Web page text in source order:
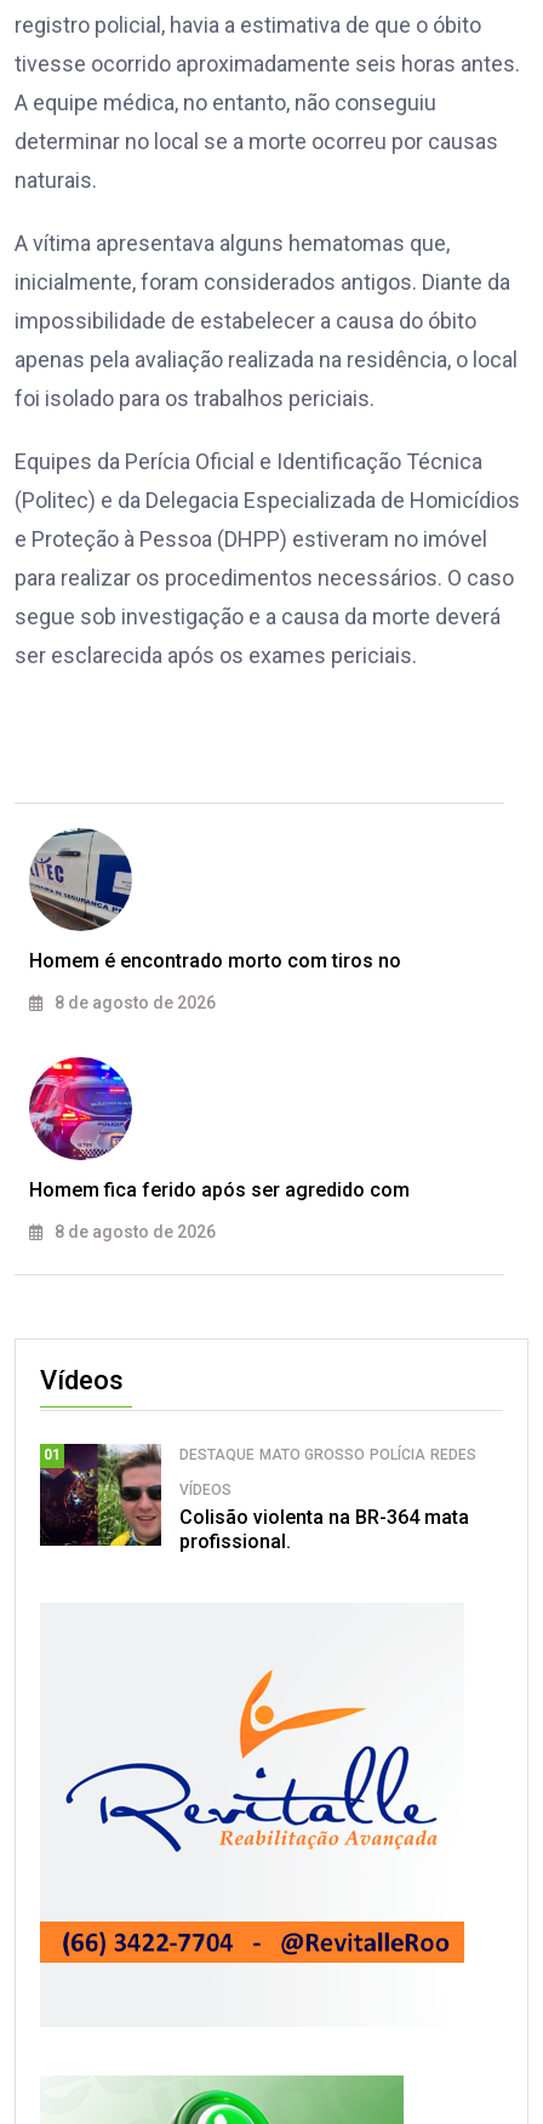
registro policial, havia a estimativa de que o óbito
tivesse ocorrido aproximadamente seis horas antes.
A equipe médica, no entanto, não conseguiu
determinar no local se a morte ocorreu por causas
naturais.
A vítima apresentava alguns hematomas que,
inicialmente, foram considerados antigos. Diante da
impossibilidade de estabelecer a causa do óbito
apenas pela avaliação realizada na residência, o local
foi isolado para os trabalhos periciais.
Equipes da Perícia Oficial e Identificação Técnica
(Politec) e da Delegacia Especializada de Homicídios
e Proteção à Pessoa (DHPP) estiveram no imóvel
para realizar os procedimentos necessários. O caso
segue sob investigação e a causa da morte deverá
ser esclarecida após os exames periciais.
Homem é encontrado morto com tiros no
8 de agosto de 2026
Homem fica ferido após ser agredido com
8 de agosto de 2026
Vídeos
01 DESTAQUE MATO GROSSO POLÍCIA REDES
VÍDEOS
Colisão violenta na BR-364 mata
profissional.